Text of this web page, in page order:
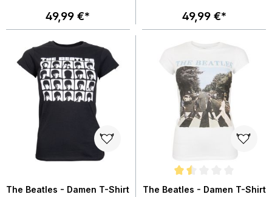
49,99 €* 49,99 €*
The Beatles - Damen T-Shirt
Durchschnittliche Bewertung
The Beatles - Damen T-Shirt